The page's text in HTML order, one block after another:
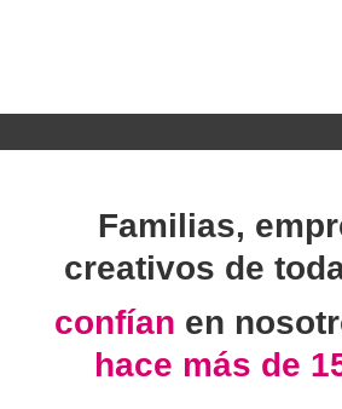
Familias,
creativos de
confían en
hace más de